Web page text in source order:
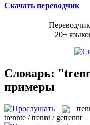
Скачать переводчик
20+
Словарь:
примеры
trennte / trennt / getrennt